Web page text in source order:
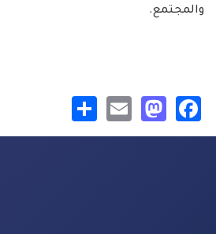
والمجتمع.
Facebook
Mastodon
Email